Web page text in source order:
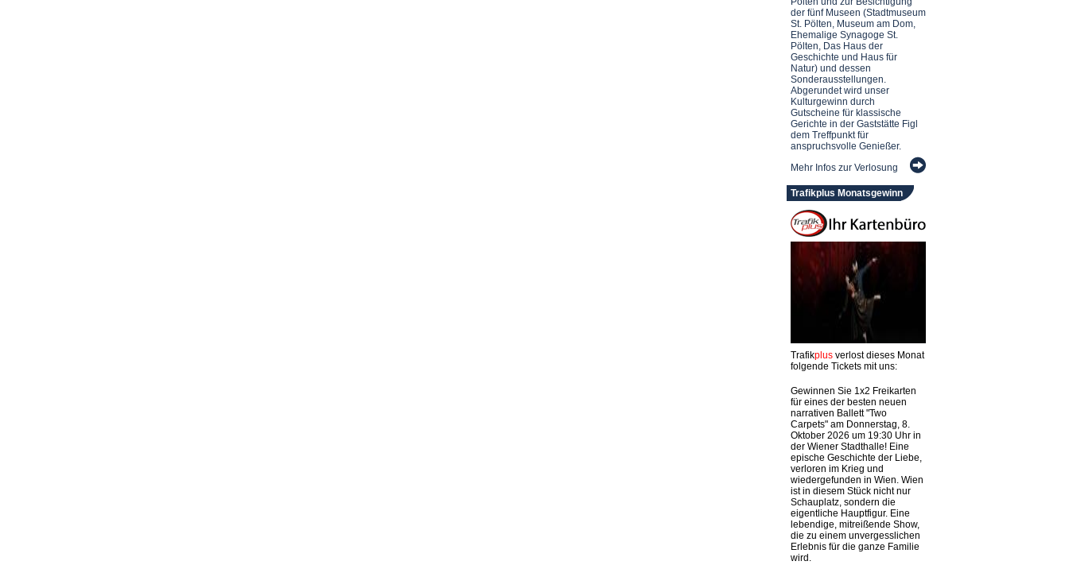
der fünf Museen (Stadtmuseum
St. Pölten, Museum am Dom,
Ehemalige Synagoge St.
Pölten, Das Haus der
Geschichte und Haus für
Natur) und dessen
Sonderausstellungen.
Abgerundet wird unser
Kulturgewinn durch
Gutscheine für klassische
Gerichte in der Gaststätte Figl
dem Treffpunkt für
anspruchsvolle Genießer.
Mehr Infos zur Verlosung
Trafikplus Monatsgewinn
Trafikplusverlost dieses Monat
folgende Tickets mit uns:
Gewinnen Sie 1x2 Freikarten
für eines der besten neuen
narrativen Ballett "Two
Carpets" am Donnerstag, 8.
Oktober 2026 um 19:30 Uhr in
der Wiener Stadthalle! Eine
epische Geschichte der Liebe,
verloren im Krieg und
wiedergefunden in Wien. Wien
ist in diesem Stück nicht nur
Schauplatz, sondern die
eigentliche Hauptfigur. Eine
lebendige, mitreißende Show,
die zu einem unvergesslichen
Erlebnis für die ganze Familie
wird.